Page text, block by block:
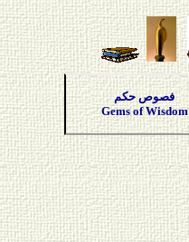
فصوص حكم
Gems of Wisdom